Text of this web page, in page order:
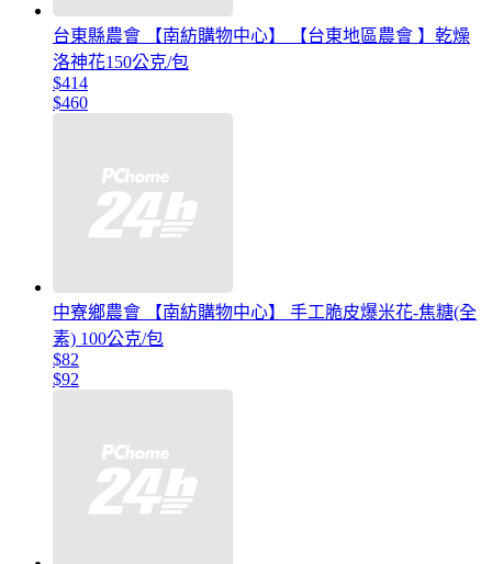
台東縣農會 【南紡購物中心】 【台東地區農會 】乾燥
洛神花150公克/包
$414
$460
中寮鄉農會 【南紡購物中心】 手工脆皮爆米花-焦糖(全
素) 100公克/包
$82
$92